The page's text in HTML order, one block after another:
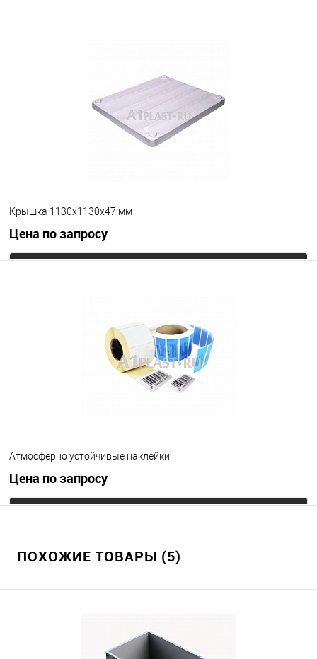
Крышка 1130х1130х47 мм
Цена по запросу
Атмосферно устойчивые наклейки
Цена по запросу
В избранное
ПОХОЖИЕ ТОВАРЫ (5)